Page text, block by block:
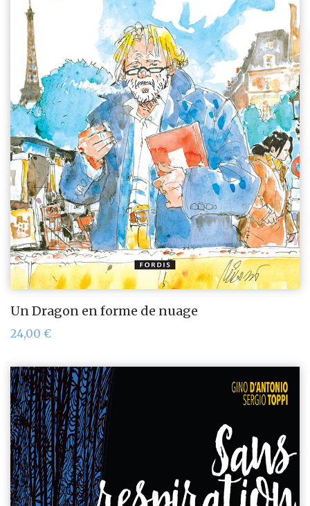
Un Dragon en forme de nuage
24,00 €